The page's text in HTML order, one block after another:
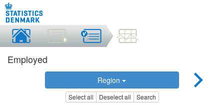
Employed
Region
Select all Deselect all Search